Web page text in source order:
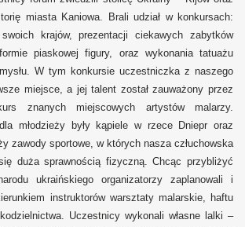
miasta Kaniowa. Brali udział w konkursach:
krajów, prezentacji ciekawych zabytków
piaskowej figury, oraz wykonania tatuażu
W tym konkursie uczestniczka z naszego
miejsce, a jej talent został zauważony przez
znanych miejscowych artystów malarzy.
młodzieży były kąpiele w rzece Dniepr oraz
zawody sportowe, w których nasza człuchowska
duża sprawnością fizyczną. Chcąc przybliżyć
ukraińskiego organizatorzy zaplanowali i
instruktorów warsztaty malarskie, haftu
Uczestnicy wykonali własne lalki –